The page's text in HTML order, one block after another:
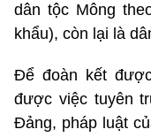
dân tộc Mông
khẩu), còn lại là
Để đoàn kết
được việc tuyên
Đảng, pháp luật